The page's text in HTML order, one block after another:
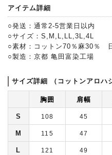
アイテム詳細
○発送：通常2-5営業日以内
○サイズ：S,M,L,LL,3L,4L
○素材：コットン70％麻30％
○製造：京都 亀田富染工場
サイズ詳細 （コットンアロハ
胸囲 肩幅
S 108 45
M 115 47
L 121 49